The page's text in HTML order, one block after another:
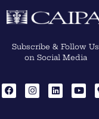
Subscribe & Follow Us
on Social Media